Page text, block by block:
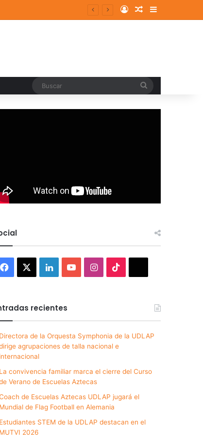
Log InRandom Article
Sidebar
Facebook LinkedInYouTubeInstagram
recientes
Directora de la Orquesta Symphonia de la UDLAP
agrupaciones de talla nacional e
internacional
La convivencia familiar marca el cierre del Curso
Verano de Escuelas Aztecas
de Escuelas Aztecas UDLAP jugará el
Mundial de Flag Football en Alemania
Estudiantes STEM de la UDLAP destacan en el
MUTVI 2026